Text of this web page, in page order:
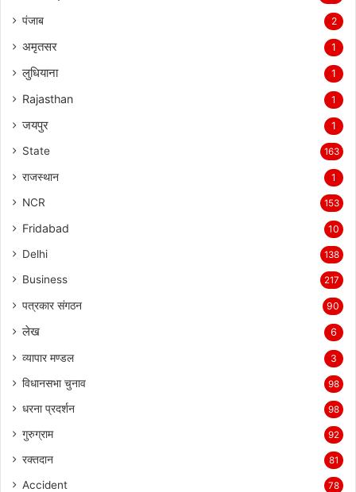
पंजाब 2
अमृतसर 1
लुधियाना 1
Rajasthan 1
जयपुर 1
State 163
राजस्थान 1
NCR 153
Fridabad 10
Delhi 138
Business 217
पत्रकार संगठन 90
लेख 6
व्यापार मण्डल 3
विधानसभा चुनाव 98
धरना प्रदर्शन 98
गुरुग्राम 92
रक्तदान 81
Accident 78